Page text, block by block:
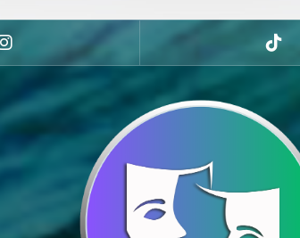
Instagram tiktok